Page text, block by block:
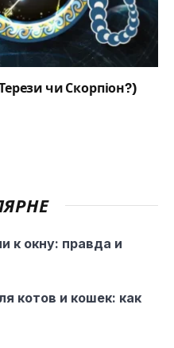
чи Скорпіон?)
к окну: правда и
котов и кошек: как